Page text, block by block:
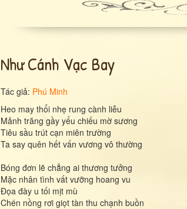
Như Cánh Vạc Bay
Tác giả: Phú Minh
Heo may thổi nhẹ rung cành liễu
Mảnh trăng gầy yểu chiếu mờ sương
Tiêu sầu trút cạn miên trường
Ta say quên hết vấn vương vô thường
Bóng đơn lẽ chẳng ai thương tưởng
Mặc nhân tình vất vưỡng hoang vu
Đọa đày u tối mịt mù
Chén nồng rơi giọt tàn thu chạnh buồn